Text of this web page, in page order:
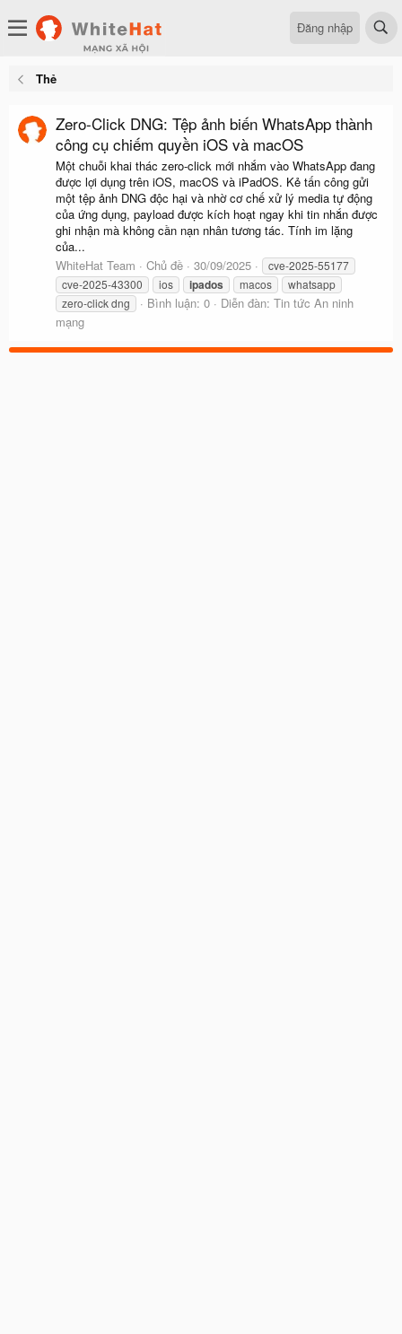
Đăng nhập
Thẻ
Zero‑Click DNG: Tệp ảnh biến WhatsApp thành
công cụ chiếm quyền iOS và macOS
Một chuỗi khai thác zero-click mới nhắm vào WhatsApp đang
được lợi dụng trên iOS, macOS và iPadOS. Kẻ tấn công gửi
một tệp ảnh DNG độc hại và nhờ cơ chế xử lý media tự động
của ứng dụng, payload được kích hoạt ngay khi tin nhắn được
ghi nhận mà không cần nạn nhân tương tác. Tính im lặng
của...
WhiteHat Team
Chủ đề 30/09/2025
cve-2025-55177
cve‑2025‑43300
ios ipados macos
whatsapp
zero‑click dng
Bình luận: 0 Diễn đàn: Tin tức An ninh
mạng